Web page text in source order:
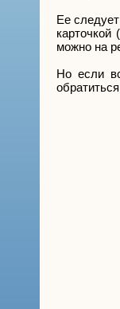
Ее
карточкой
можно на
Но если